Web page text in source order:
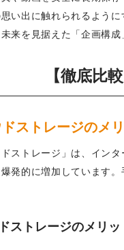
い出に触れられるよう
来を見据えた「企画構
【徹底比
ストレージのメ
ドストレージ」は、イン
発的に増加しています
ストレージのメリッ